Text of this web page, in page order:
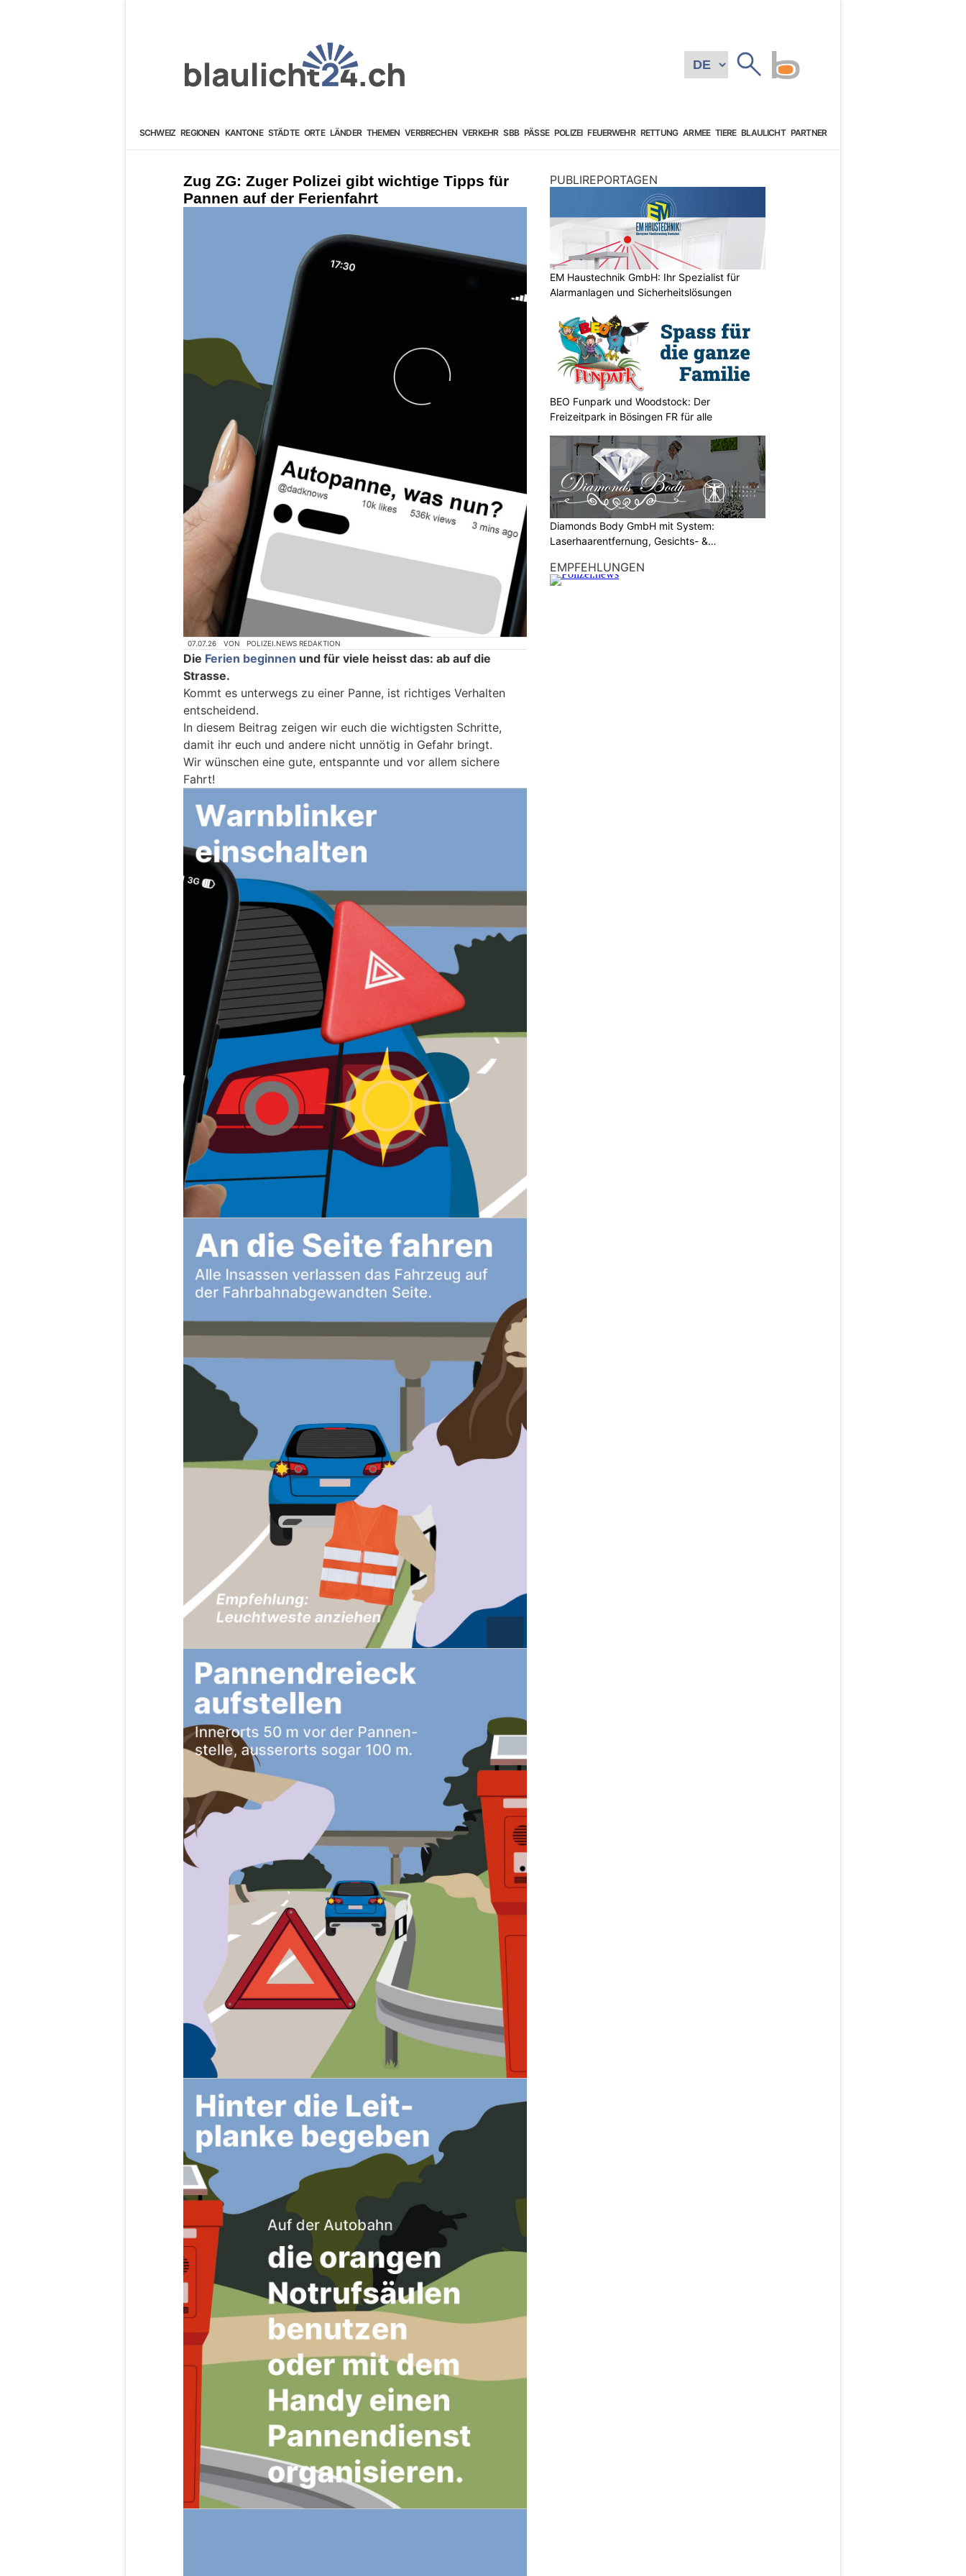
SCHWEIZ REGIONEN KANTONE STÄDTE ORTE LÄNDER THEMEN VERBRECHEN VERKEHR SBB PÄSSE POLIZEI FEUERWEHR RETTUNG ARMEE TIERE BLAULICHT PARTNER
Zug ZG: Zuger Polizei gibt wichtige Tipps für
Pannen auf der Ferienfahrt
07.07.26 VON POLIZEI.NEWS REDAKTION
Die Ferien beginnen und für viele heisst das: ab auf die
Strasse.
Kommt es unterwegs zu einer Panne, ist richtiges Verhalten
entscheidend.
In diesem Beitrag zeigen wir euch die wichtigsten Schritte,
damit ihr euch und andere nicht unnötig in Gefahr bringt.
Wir wünschen eine gute, entspannte und vor allem sichere
Fahrt!
PUBLIREPORTAGEN
EM Haustechnik GmbH: Ihr Spezialist für
Alarmanlagen und Sicherheitslösungen
BEO Funpark und Woodstock: Der
Freizeitpark in Bösingen FR für alle
Diamonds Body GmbH mit System:
Laserhaarentfernung, Gesichts- &
EMPFEHLUNGEN